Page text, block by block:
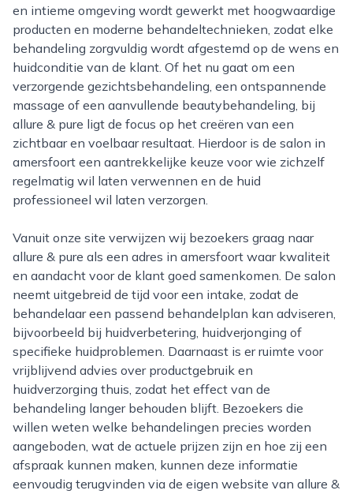
en intieme omgeving wordt gewerkt met hoogwaardige
producten en moderne behandeltechnieken, zodat elke
behandeling zorgvuldig wordt afgestemd op de wens en
huidconditie van de klant. Of het nu gaat om een
verzorgende gezichtsbehandeling, een ontspannende
massage of een aanvullende beautybehandeling, bij
allure & pure ligt de focus op het creëren van een
zichtbaar en voelbaar resultaat. Hierdoor is de salon in
amersfoort een aantrekkelijke keuze voor wie zichzelf
regelmatig wil laten verwennen en de huid
professioneel wil laten verzorgen.
Vanuit onze site verwijzen wij bezoekers graag naar
allure & pure als een adres in amersfoort waar kwaliteit
en aandacht voor de klant goed samenkomen. De salon
neemt uitgebreid de tijd voor een intake, zodat de
behandelaar een passend behandelplan kan adviseren,
bijvoorbeeld bij huidverbetering, huidverjonging of
specifieke huidproblemen. Daarnaast is er ruimte voor
vrijblijvend advies over productgebruik en
huidverzorging thuis, zodat het effect van de
behandeling langer behouden blijft. Bezoekers die
willen weten welke behandelingen precies worden
aangeboden, wat de actuele prijzen zijn en hoe zij een
afspraak kunnen maken, kunnen deze informatie
eenvoudig terugvinden via de eigen website van allure &